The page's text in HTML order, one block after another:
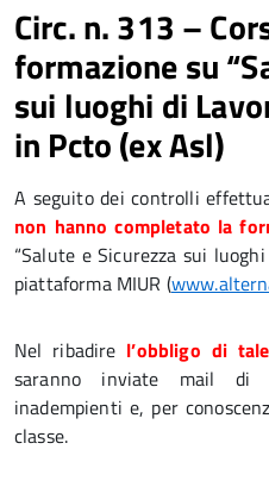
Circ. n. 313 –
formazione su
sui luoghi di
in Pcto (ex Asl)
A seguito dei controlli
non hanno completato la
“Salute e Sicurezza sui
piattaforma MIUR (
Nel ribadire l’obbligo di
saranno inviate mail di
inadempienti e, per
classe.